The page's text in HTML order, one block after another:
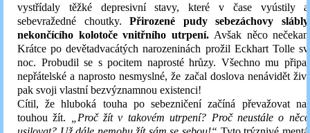
vystřídaly těžké depresivní stavy, které v čase vyústily
sebevražedné choutky.Přirozené pudy sebezáchovy
nekončícího kolotoče vnitřního utrpení. Avšak něco
Krátce po devětadvacátých narozeninách prožil Eckhart Tolle
noc. Probudil se s pocitem naprosté hrůzy. Všechno mu
nepřátelské a naprosto nesmyslné, že začal doslova nenávidět
pak svoji vlastní bezvýznamnou existenci!
Cítil, že hluboká touha po sebezničení začíná převažovat
touhou žít.
„Proč žít v takovém utrpení? Proč neustále o něco